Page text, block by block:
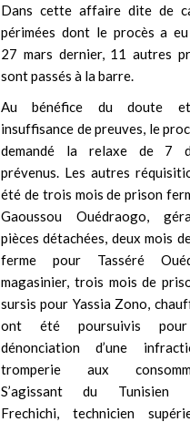
Dans cette affaire dite de
périmées dont le procès a
27 mars dernier, 11 autres
sont passés à la barre.
Au bénéfice du doute
insuffisance de preuves, le
demandé la relaxe de 7
prévenus. Les autres
été de trois mois de prison
Gaoussou Ouédraogo,
pièces détachées, deux mois
ferme pour Tasséré
magasinier, trois mois de
sursis pour Yassia Zono,
ont été poursuivis
dénonciation d’une
tromperie aux
S’agissant du Tunisien
Frechichi, technicien